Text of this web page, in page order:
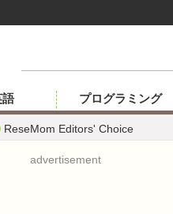
ReseMom Editors' Choice
語 プログラミング
advertisement